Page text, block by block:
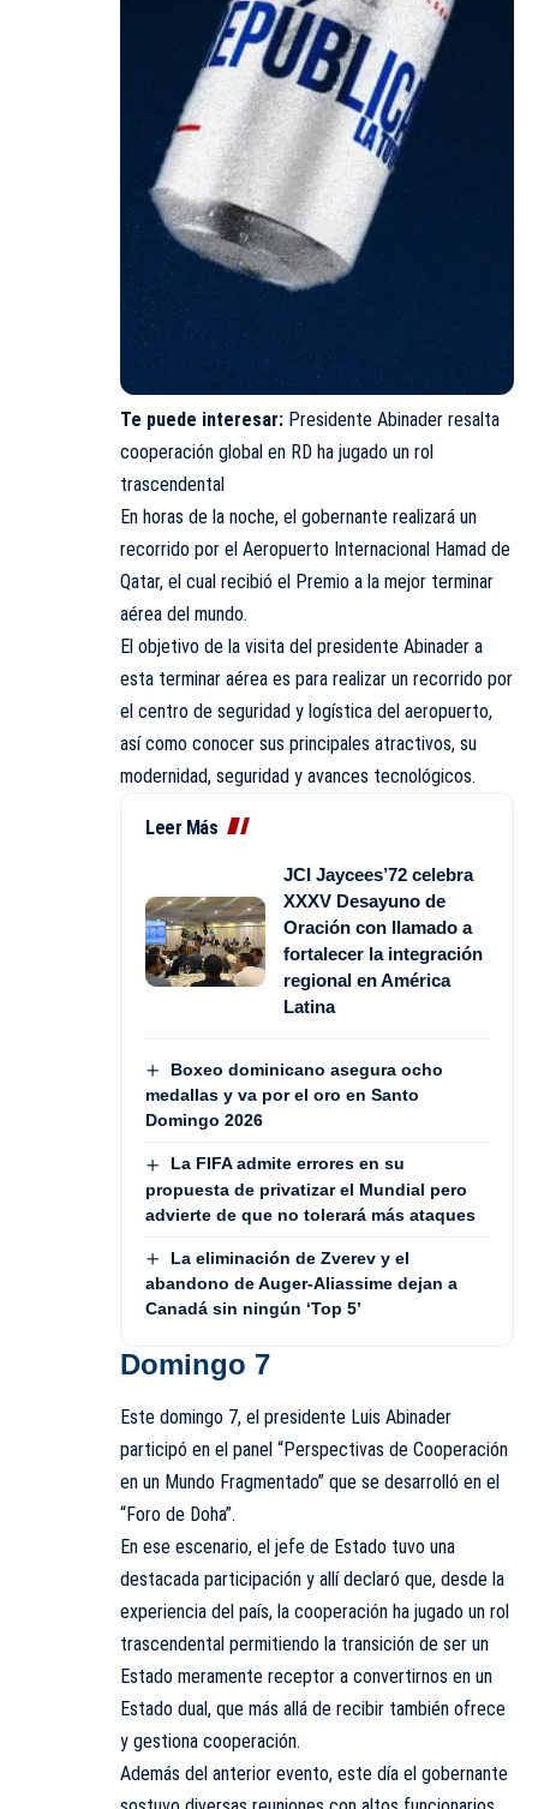
Te puede interesar: Presidente Abinader resalta
cooperación global en RD ha jugado un rol
trascendental
En horas de la noche, el gobernante realizará un
recorrido por el Aeropuerto Internacional Hamad de
Qatar, el cual recibió el Premio a la mejor terminar
aérea del mundo.
El objetivo de la visita del presidente Abinader a
esta terminar aérea es para realizar un recorrido por
el centro de seguridad y logística del aeropuerto,
así como conocer sus principales atractivos, su
modernidad, seguridad y avances tecnológicos.
Leer Más
JCI Jaycees’72 celebra
XXXV Desayuno de
Oración con llamado a
fortalecer la integración
regional en América
Latina
Boxeo dominicano asegura ocho
medallas y va por el oro en Santo
Domingo 2026
La FIFA admite errores en su
propuesta de privatizar el Mundial pero
advierte de que no tolerará más ataques
La eliminación de Zverev y el
abandono de Auger-Aliassime dejan a
Canadá sin ningún ‘Top 5’
Domingo 7
Este domingo 7, el presidente Luis Abinader
participó en el panel “Perspectivas de Cooperación
en un Mundo Fragmentado” que se desarrolló en el
“Foro de Doha”.
En ese escenario, el jefe de Estado tuvo una
destacada participación y allí declaró que, desde la
experiencia del país, la cooperación ha jugado un rol
trascendental permitiendo la transición de ser un
Estado meramente receptor a convertirnos en un
Estado dual, que más allá de recibir también ofrece
y gestiona cooperación.
Además del anterior evento, este día el gobernante